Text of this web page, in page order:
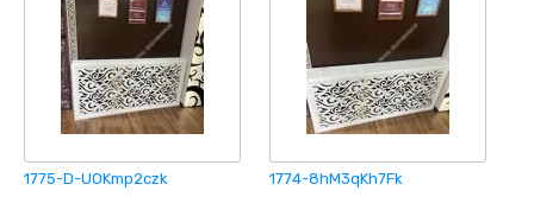
1775-D-UOKmp2czk 1774-8hM3qKh7Fk